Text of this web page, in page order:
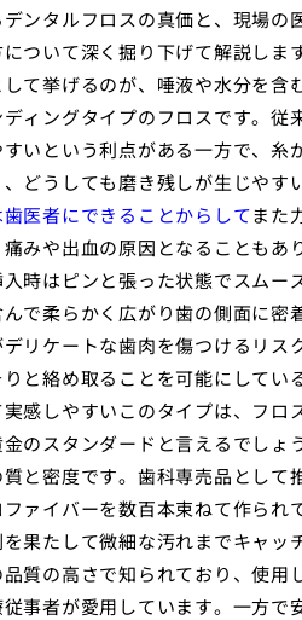
ンタルフロスの真価と、現場の
ついて深く掘り下げて解説しま
て挙げるのが、唾液や水分を含
ィングタイプのフロスです。従
いという利点がある一方で、糸
どうしても磨き残しが生じやす
医者にできることからしてまた
みや出血の原因となることもあ
時はピンと張った状態でスムー
で柔らかく広がり歯の側面に密
リケートな歯肉を傷つけるリス
と絡め取ることを可能にしてい
感しやすいこのタイプは、フロ
のスタンダードと言えるでしょ
と密度です。歯科専売品として
ァイバーを数百本束ねて作られ
果たして微細な汚れまでキャッ
質の高さで知られており、使用
事者が愛用しています。一方で